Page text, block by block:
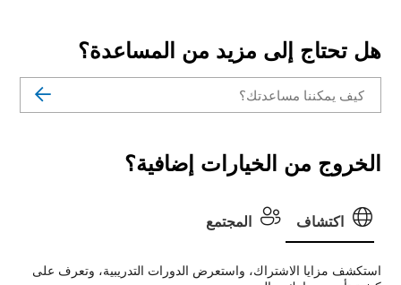
هل تحتاج إلى مزيد من المساعدة؟
الخروج من الخيارات إضافية؟
اكتشاف المجتمع
استكشف مزايا الاشتراك، واستعرض الدورات التدريبية، وتعرف على